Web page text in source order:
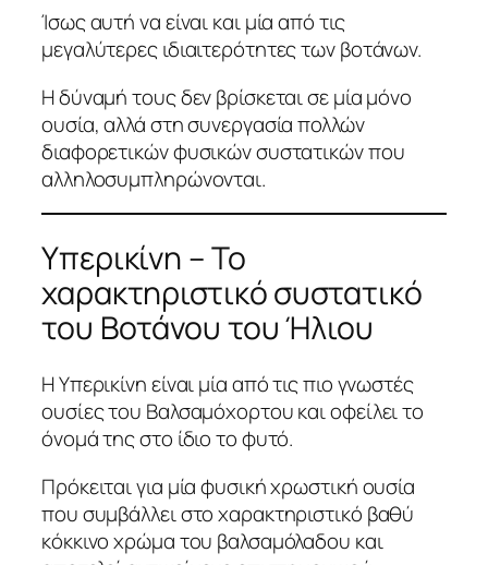
Ίσως αυτή να είναι και μία από τις
μεγαλύτερες ιδιαιτερότητες των βοτάνων.
Η δύναμή τους δεν βρίσκεται σε μία μόνο
ουσία, αλλά στη συνεργασία πολλών
διαφορετικών φυσικών συστατικών που
αλληλοσυμπληρώνονται.
Υπερικίνη – Το
χαρακτηριστικό συστατικό
του Βοτάνου του Ήλιου
Η Υπερικίνη είναι μία από τις πιο γνωστές
ουσίες του Βαλσαμόχορτου και οφείλει το
όνομά της στο ίδιο το φυτό.
Πρόκειται για μία φυσική χρωστική ουσία
που συμβάλλει στο χαρακτηριστικό βαθύ
κόκκινο χρώμα του βαλσαμόλαδου και